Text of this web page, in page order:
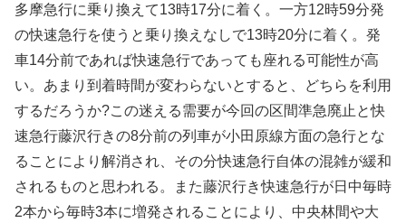
多摩急行に乗り換えて13時17分に着く。一方12時59分発
の快速急行を使うと乗り換えなしで13時20分に着く。発
車14分前であれば快速急行であっても座れる可能性が高
い。あまり到着時間が変わらないとすると、どちらを利用
するだろうか?この迷える需要が今回の区間準急廃止と快
速急行藤沢行きの8分前の列車が小田原線方面の急行とな
ることにより解消され、その分快速急行自体の混雑が緩和
されるものと思われる。また藤沢行き快速急行が日中毎時
2本から毎時3本に増発されることにより、中央林間や大